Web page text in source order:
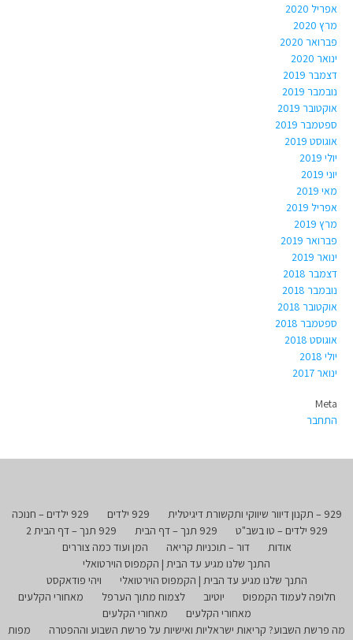
אפריל 2020
מרץ 2020
פברואר 2020
ינואר 2020
דצמבר 2019
נובמבר 2019
אוקטובר 2019
ספטמבר 2019
אוגוסט 2019
יולי 2019
יוני 2019
מאי 2019
אפריל 2019
מרץ 2019
פברואר 2019
ינואר 2019
דצמבר 2018
נובמבר 2018
אוקטובר 2018
ספטמבר 2018
אוגוסט 2018
יולי 2018
ינואר 2017
Meta
התחבר
929 – תקנון דיוור שיווקי ותקשורת דיגיטלית 929 ילדים
929 ילדים – חנוכה
929 ילדים – טו בשב"ט
929 תנך – דף הבית
929 תנך – דף הבית 2
אודות
דור – תוכניות קריאה
המן ועוד כמה צוררים
התנך שלנו מגיע עד הבית | הקמפוס הוירטואלי
התנך שלנו מגיע עד הבית | הקמפוס הוירטואלי
ויהי פודאקסט
חלופה לעמוד הקמפוס
יוטיוב לצמוח מתוך הערפל
מאחורי הקלעים
מאחורי הקלעים
מאחורי הקלעים
מה פרשת השבוע? קריאות ישראליות ואישיות על פרשת השבוע וההפטרה
מפות